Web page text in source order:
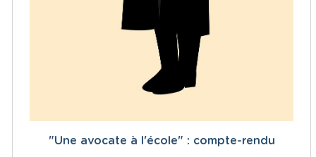
"Une avocate à l'école" : compte-rendu